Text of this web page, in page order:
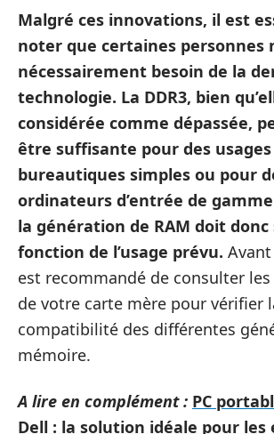
Malgré ces innovations, il est
noter que certaines personnes
nécessairement besoin de la
technologie. La DDR3, bien
considérée comme dépassée,
être suffisante pour des usages
bureautiques simples ou pour
ordinateurs d’entrée de
la génération de RAM doit
fonction de l’usage prévu. Avant
est recommandé de consulter
de votre carte mère pour vérifier
compatibilité des différentes
mémoire.
A lire en complément : PC
Dell : la solution idéale pour